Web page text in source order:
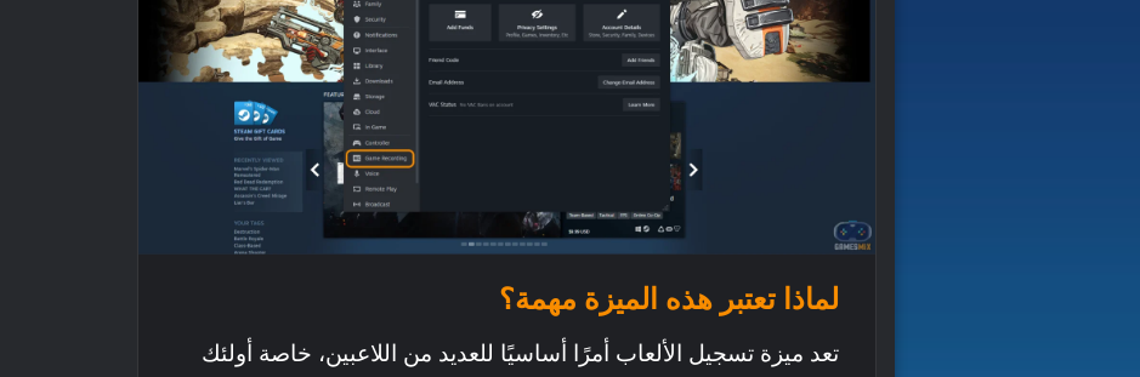
لماذا تعتبر هذه الميزة مهمة؟
تعد ميزة تسجيل الألعاب أمرًا أساسيًا للعديد من اللاعبين، خاصة أولئك